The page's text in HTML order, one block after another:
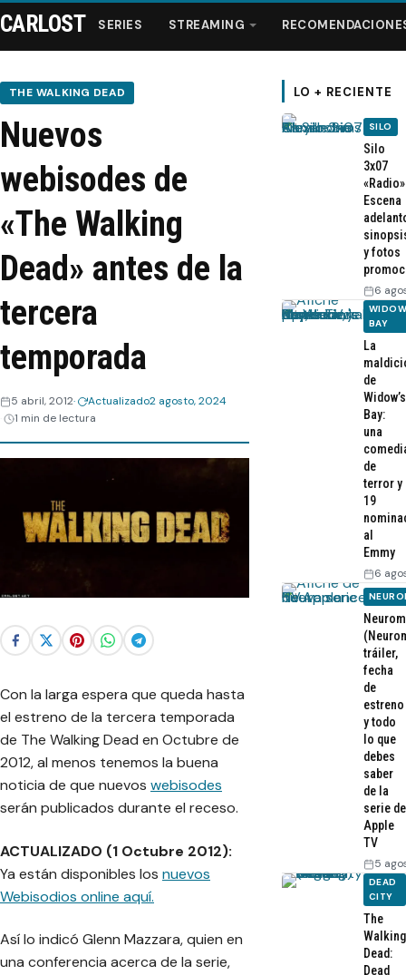
Series
Streaming
Recomendaciones
CARLOST SERIES STREAMING
THE WALKING DEAD
Nuevos
webisodes de
«The Walking
Dead» antes de la
tercera
temporada
5 abril, 2012 Actualizado2 agosto, 2024
1 min de lectura
Con la larga espera que queda hasta
el estreno de la tercera temporada
de The Walking Dead en Octubre de
2012, al menos tenemos la buena
noticia de que nuevos webisodes
serán publicados durante el receso.
ACTUALIZADO (1 Octubre 2012):
Ya están disponibles los nuevos
Webisodios online aquí.
Así lo indicó Glenn Mazzara, quien en
una conferencia acerca de la serie,
LO + RECIENTE
SILO
Silo
3x07
Escena
y fotos
6
BAY
La
de
Widow’s
Bay:
una
de
terror y
19
al
Emmy
6
tráiler,
fecha
de
estreno
y todo
lo que
debes
saber
de la
serie de
Apple
TV
5
DEAD
CITY
The
Walking
Dead:
Dead